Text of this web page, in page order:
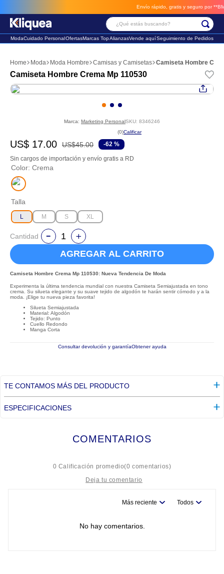
Envío rápido, gratis y seguro por **BM-Cargo** envios a
¿Qué estás buscando?
ModaCuidado PersonalOfertasMarcas TopAlianzasVende aquíSeguimiento de Pedidos
Moda Moda Hombre Camisas y Camisetas Camiseta Hombre
Camiseta Hombre Crema Mp 110530
Marca: Marketing PersonalSKU: 8346246
☆
(0)
US$ 17.00 US$45.00 -62 %
Sin cargos de importación y envío gratis a RD
Color: Crema
Talla
L M S XL
Cantidad
AGREGAR AL CARRITO
Camiseta Hombre Crema Mp 110530: Nueva Tendencia De Moda
Experimenta la última tendencia mundial con nuestra Camiseta Semiajustada en tono
crema. Su silueta elegante y su suave tejido de algodón te harán sentir cómodo y a la
moda. ¡Elige tu nueva pieza favorita!
Silueta Semiajustada
Material: Algodón
Tejido: Punto
Cuello Redondo
Manga Corta
Consultar devolución y garantíaObtener ayuda
TE CONTAMOS MÁS DEL PRODUCTO
ESPECIFICACIONES
COMENTARIOS
0 Calificación promedio(0 comentarios)
Más reciente Todos
No hay comentarios.
2. sandalia